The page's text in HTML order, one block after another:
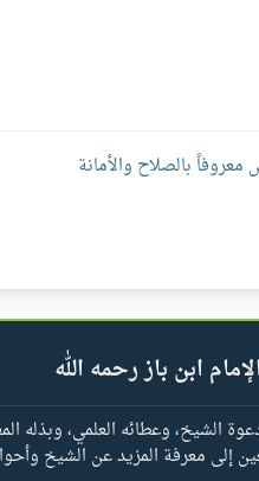
بالصلاح والأمانة
ابن باز رحمه الله
وعطائه العلمي، وبذله
إلى معرفة المزيد عن الشيخ